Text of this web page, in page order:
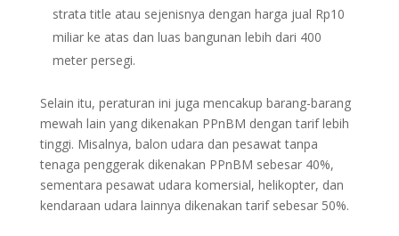
strata title atau sejenisnya dengan harga jual Rp10
miliar ke atas dan luas bangunan lebih dari 400
meter persegi.
Selain itu, peraturan ini juga mencakup barang-barang
mewah lain yang dikenakan PPnBM dengan tarif lebih
tinggi. Misalnya, balon udara dan pesawat tanpa
tenaga penggerak dikenakan PPnBM sebesar 40%,
sementara pesawat udara komersial, helikopter, dan
kendaraan udara lainnya dikenakan tarif sebesar 50%.